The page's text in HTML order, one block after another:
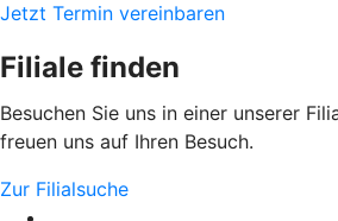
Jetzt Termin vereinbaren
Filiale finden
Besuchen Sie uns in einer unserer
freuen uns auf Ihren Besuch.
Zur Filialsuche